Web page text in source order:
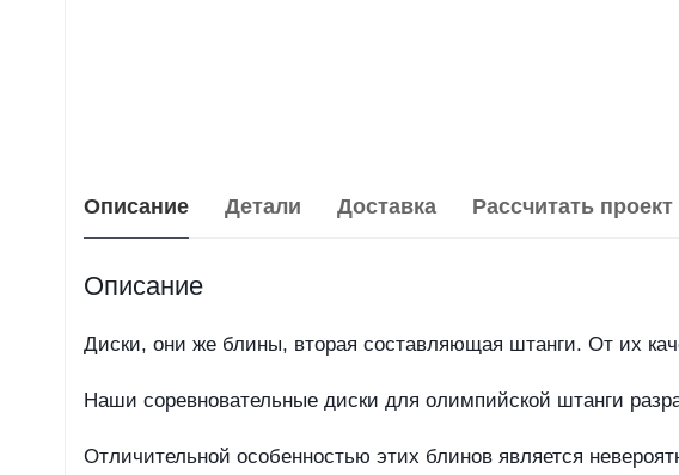
Описание Детали Доставка Рассчитать проект
Описание
Диски, они же блины, вторая составляющая штанги. От их
Наши соревновательные диски для олимпийской штанги
Отличительной особенностью этих блинов является